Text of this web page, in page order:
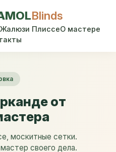
Blinds
Жалюзи ПлиссеО мастере
от
москитные сетки.
своего дела.